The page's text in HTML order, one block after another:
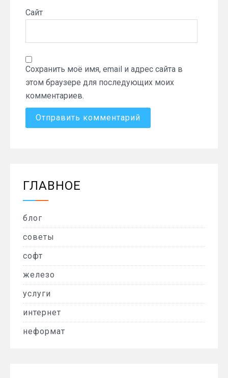
Сайт
Сохранить моё имя, email и адрес сайта в
этом браузере для последующих моих
комментариев.
ГЛАВНОЕ
блог
советы
софт
железо
услуги
интернет
неформат